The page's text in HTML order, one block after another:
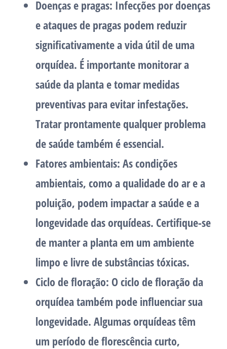
Doenças e pragas: Infecções por doenças
e ataques de pragas podem reduzir
significativamente a vida útil de uma
orquídea. É importante monitorar a
saúde da planta e tomar medidas
preventivas para evitar infestações.
Tratar prontamente qualquer problema
de saúde também é essencial.
Fatores ambientais: As condições
ambientais, como a qualidade do ar e a
poluição, podem impactar a saúde e a
longevidade das orquídeas. Certifique-se
de manter a planta em um ambiente
limpo e livre de substâncias tóxicas.
Ciclo de floração: O ciclo de floração da
orquídea também pode influenciar sua
longevidade. Algumas orquídeas têm
um período de florescência curto,